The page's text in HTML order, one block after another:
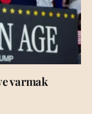
varmak